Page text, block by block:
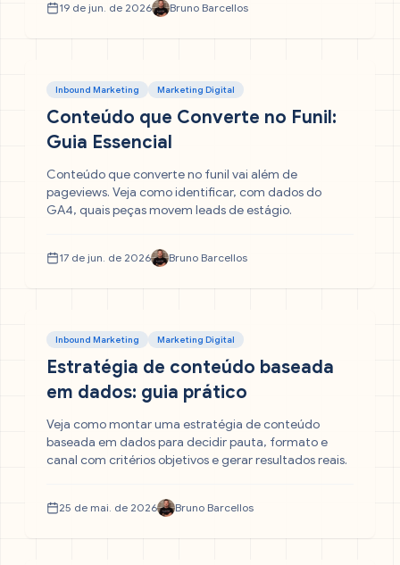
19 de jun. de 2026 Bruno Barcellos
Inbound Marketing Marketing Digital
Conteúdo que Converte no Funil:
Guia Essencial
Conteúdo que converte no funil vai além de
pageviews. Veja como identificar, com dados do
GA4, quais peças movem leads de estágio.
17 de jun. de 2026 Bruno Barcellos
Inbound Marketing Marketing Digital
Estratégia de conteúdo baseada
em dados: guia prático
Veja como montar uma estratégia de conteúdo
baseada em dados para decidir pauta, formato e
canal com critérios objetivos e gerar resultados reais.
25 de mai. de 2026 Bruno Barcellos